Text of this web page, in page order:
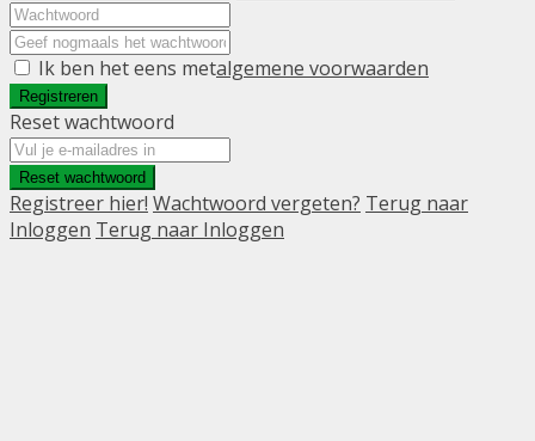
Ik ben het eens metalgemene voorwaarden
Registreren
Reset wachtwoord
Reset wachtwoord
Registreer hier! Wachtwoord vergeten? Terug naar
Inloggen Terug naar Inloggen